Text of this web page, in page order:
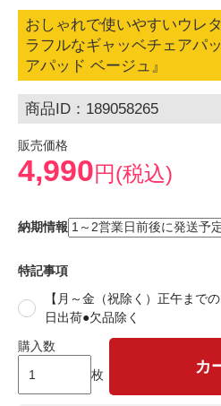
おしゃれで使いやすいウレ
ラフルなギャッベチェアパ
アパッド ベージュ』
商品ID：189058265
販売価格
4,990円(税込)
納期情報
特記事項
【月～金（祝除く）正午まで
日出荷●欠品除く
購入数
枚
カ